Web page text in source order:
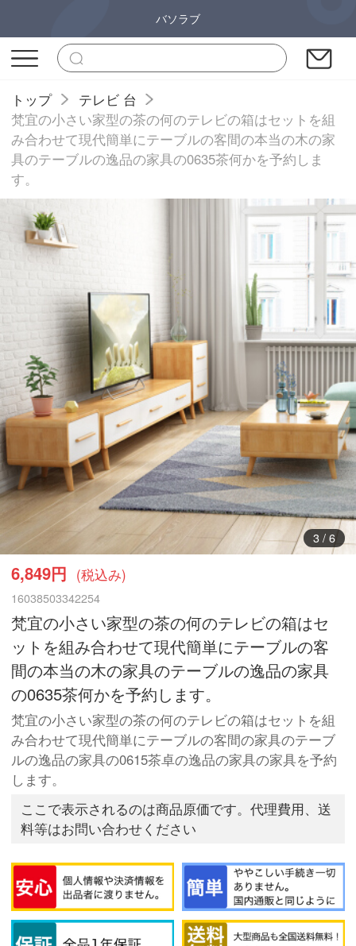
バソラブ
トップ
テレビ 台
梵宜の小さい家型の茶の何のテレビの箱はセットを組
み合わせて現代簡単にテーブルの客間の本当の木の家
具のテーブルの逸品の家具の0635茶何かを予約しま
す。
3/ 6
6,849円 (税込み)
16038503342254
梵宜の小さい家型の茶の何のテレビの箱はセ
ットを組み合わせて現代簡単にテーブルの客
間の本当の木の家具のテーブルの逸品の家具
の0635茶何かを予約します。
梵宜の小さい家型の茶の何のテレビの箱はセットを組
み合わせて現代簡単にテーブルの客間の家具のテーブ
ルの逸品の家具の0615茶卓の逸品の家具の家具を予約
します。
ここで表示されるのは商品原価です。代理費用、送
料等はお問い合わせください